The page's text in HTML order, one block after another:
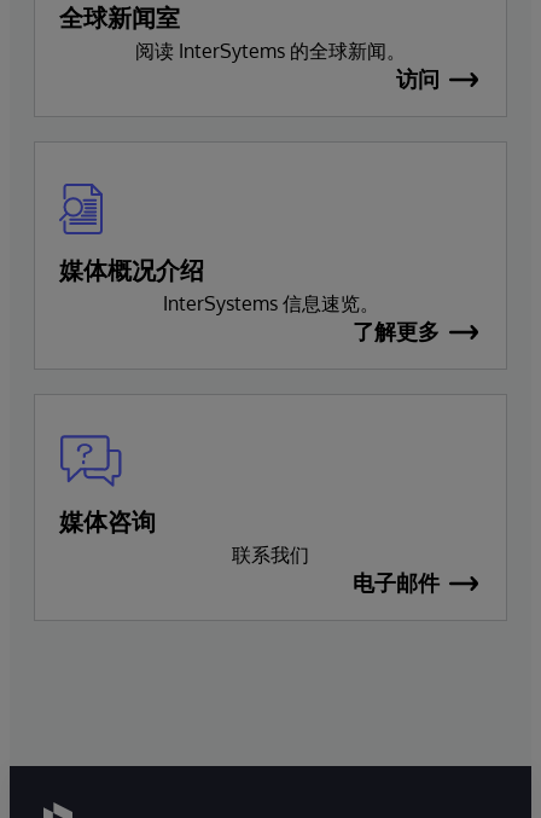
全球新闻室
阅读 InterSytems 的全球新闻。
访问
媒体概况介绍
InterSystems 信息速览。
了解更多
媒体咨询
联系我们
电子邮件